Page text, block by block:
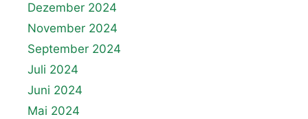
Dezember 2024
November 2024
September 2024
Juli 2024
Juni 2024
Mai 2024